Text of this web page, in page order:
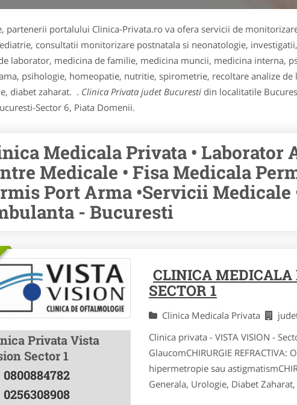
partenerii portalului Clinica-Privata.ro va ofera servicii de
consultatii monitorizare postnatala si neonatologie,
laborator, medicina de familie, medicina muncii, medicina interna,
psihologie, homeopatie, nutritie, spirometrie, recoltare analize
diabet zaharat. . Clinica Privata judet Bucuresti din localitatile
Sector 6, Piata Domenii.
Medicala Privata • Laborator
Medicale • Fisa Medicala
Port Arma •Servicii Medicale
- Bucuresti
Privata Vista
Sector 1
0800884782
0256308908
CLINICA MEDICALA
SECTOR 1
Clinica Medicala Privata
Clinica privata - VISTA VISION -
GlaucomCHIRURGIE
hipermetropie sau
Generala, Urologie, Diabet